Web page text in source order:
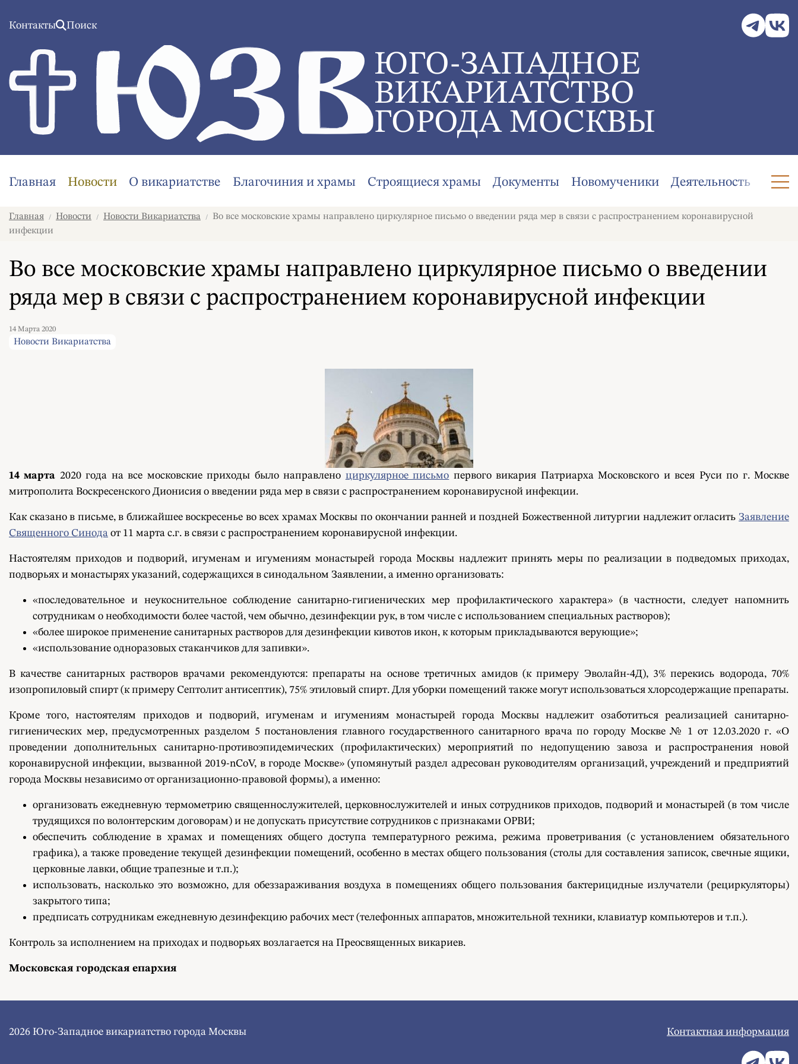
Контакты Поиск
ЮГО-ЗАПАДНОЕ
ВИКАРИАТСТВО
ГОРОДА МОСКВЫ
Главная Новости О викариатстве Благочиния и храмы Строящиеся храмы Документы Новомученики Деятельность
Главная / Новости / Новости Викариатства /
Во все московские храмы направлено циркулярное письмо о введении ряда мер в связи с распространением коронавирусной
инфекции
Во все московские храмы направлено циркулярное письмо о введении
ряда мер в связи с распространением коронавирусной инфекции
14 Марта 2020
Новости Викариатства
14 марта 2020 года на все московские приходы было направлено циркулярное письмо первого викария Патриарха Московского и всея Руси по г. Москве
митрополита Воскресенского Дионисия о введении ряда мер в связи с распространением коронавирусной инфекции.
Как сказано в письме, в ближайшее воскресенье во всех храмах Москвы по окончании ранней и поздней Божественной литургии надлежит огласить Заявление
Священного Синода от 11 марта с.г. в связи с распространением коронавирусной инфекции.
Настоятелям приходов и подворий, игуменам и игумениям монастырей города Москвы надлежит принять меры по реализации в подведомых приходах,
подворьях и монастырях указаний, содержащихся в синодальном Заявлении, а именно организовать:
«последовательное и неукоснительное соблюдение санитарно-гигиенических мер профилактического характера» (в частности, следует напомнить
сотрудникам о необходимости более частой, чем обычно, дезинфекции рук, в том числе с использованием специальных растворов);
«более широкое применение санитарных растворов для дезинфекции кивотов икон, к которым прикладываются верующие»;
«использование одноразовых стаканчиков для запивки».
В качестве санитарных растворов врачами рекомендуются: препараты на основе третичных амидов (к примеру Эволайн-4Д), 3% перекись водорода, 70%
изопропиловый спирт (к примеру Септолит антисептик), 75% этиловый спирт. Для уборки помещений также могут использоваться хлорсодержащие препараты.
Кроме того, настоятелям приходов и подворий, игуменам и игумениям монастырей города Москвы надлежит озаботиться реализацией санитарно-
гигиенических мер, предусмотренных разделом 5 постановления главного государственного санитарного врача по городу Москве № 1 от 12.03.2020 г. «О
проведении дополнительных санитарно-противоэпидемических (профилактических) мероприятий по недопущению завоза и распространения новой
коронавирусной инфекции, вызванной 2019-nCoV, в городе Москве» (упомянутый раздел адресован руководителям организаций, учреждений и предприятий
города Москвы независимо от организационно-правовой формы), а именно:
организовать ежедневную термометрию священнослужителей, церковнослужителей и иных сотрудников приходов, подворий и монастырей (в том числе
трудящихся по волонтерским договорам) и не допускать присутствие сотрудников с признаками ОРВИ;
обеспечить соблюдение в храмах и помещениях общего доступа температурного режима, режима проветривания (с установлением обязательного
графика), а также проведение текущей дезинфекции помещений, особенно в местах общего пользования (столы для составления записок, свечные ящики,
церковные лавки, общие трапезные и т.п.);
использовать, насколько это возможно, для обеззараживания воздуха в помещениях общего пользования бактерицидные излучатели (рециркуляторы)
закрытого типа;
предписать сотрудникам ежедневную дезинфекцию рабочих мест (телефонных аппаратов, множительной техники, клавиатур компьютеров и т.п.).
Контроль за исполнением на приходах и подворьях возлагается на Преосвященных викариев.
Московская городская епархия
2026 Юго-Западное викариатство города Москвы Контактная информация